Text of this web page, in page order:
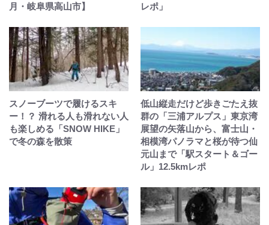
月・岐阜県高山市】
レポ」
スノーブーツで履けるスキ
ー！？ 滑れる人も滑れない人
も楽しめる「SNOW HIKE」
で冬の森を散策
低山縦走だけど歩きごたえ抜
群の「三浦アルプス」東京湾
展望の矢落山から、富士山・
相模湾パノラマと桜が待つ仙
元山まで「駅スタート＆ゴー
ル」12.5kmレポ